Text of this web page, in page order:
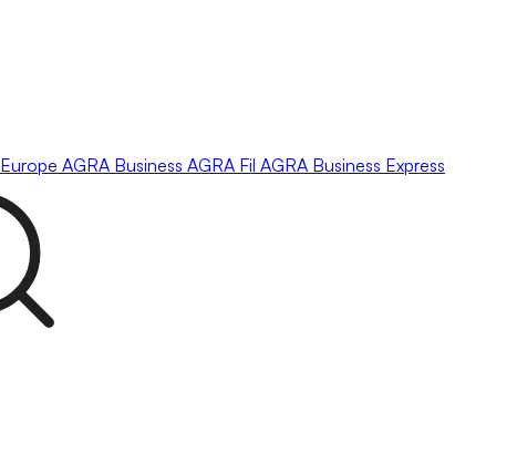
Europe AGRA Business AGRA Fil AGRA Business Express